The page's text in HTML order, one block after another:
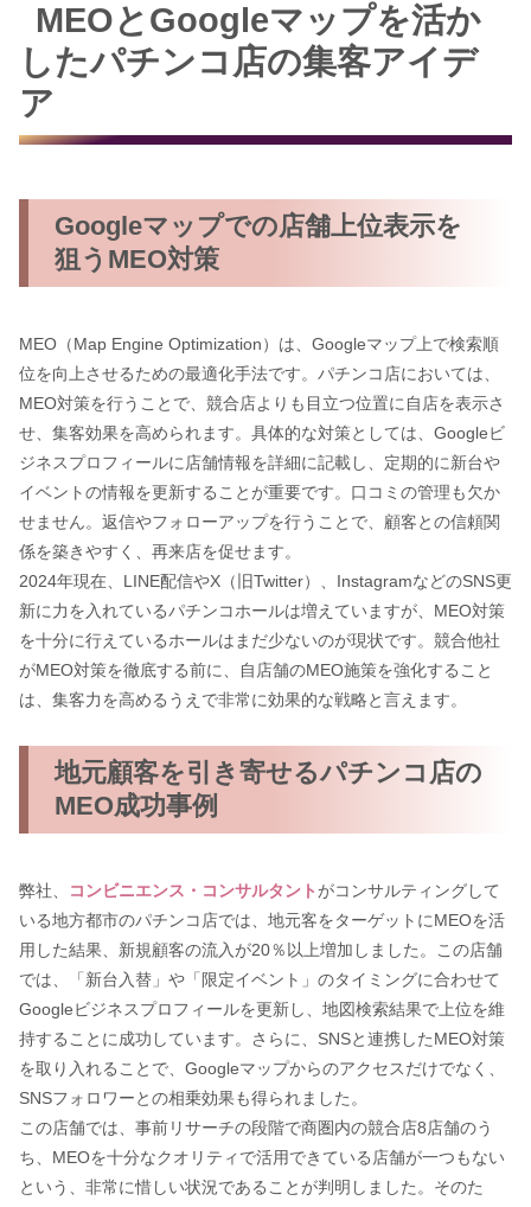
MEOとGoogleマップを活か
したパチンコ店の集客アイデ
ア
Googleマップでの店舗上位表示を
狙うMEO対策
MEO（Map Engine Optimization）は、Googleマップ上で検索順
位を向上させるための最適化手法です。パチンコ店においては、
MEO対策を行うことで、競合店よりも目立つ位置に自店を表示さ
せ、集客効果を高められます。具体的な対策としては、Googleビ
ジネスプロフィールに店舗情報を詳細に記載し、定期的に新台や
イベントの情報を更新することが重要です。口コミの管理も欠か
せません。返信やフォローアップを行うことで、顧客との信頼関
係を築きやすく、再来店を促せます。
2024年現在、LINE配信やX（旧Twitter）、InstagramなどのSNS更
新に力を入れているパチンコホールは増えていますが、MEO対策
を十分に行えているホールはまだ少ないのが現状です。競合他社
がMEO対策を徹底する前に、自店舗のMEO施策を強化すること
は、集客力を高めるうえで非常に効果的な戦略と言えます。
地元顧客を引き寄せるパチンコ店の
MEO成功事例
弊社、 コンビニエンス・コンサルタント がコンサルティングして
いる地方都市のパチンコ店では、地元客をターゲットにMEOを活
用した結果、新規顧客の流入が20％以上増加しました。この店舗
では、「新台入替」や「限定イベント」のタイミングに合わせて
Googleビジネスプロフィールを更新し、地図検索結果で上位を維
持することに成功しています。さらに、SNSと連携したMEO対策
を取り入れることで、Googleマップからのアクセスだけでなく、
SNSフォロワーとの相乗効果も得られました。
この店舗では、事前リサーチの段階で商圏内の競合店8店舗のう
ち、MEOを十分なクオリティで活用できている店舗が一つもない
という、非常に惜しい状況であることが判明しました。そのた